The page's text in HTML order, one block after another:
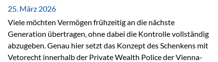
Besonders hervorzuheben ist hierbei Artikel 14 der
liechtensteinischen Verfassung. Darin…
25. März 2026
Viele möchten Vermögen frühzeitig an die nächste
Generation übertragen, ohne dabei die Kontrolle vollständig
abzugeben. Genau hier setzt das Konzept des Schenkens mit
Vetorecht innerhalb der Private Wealth Police der Vienna-